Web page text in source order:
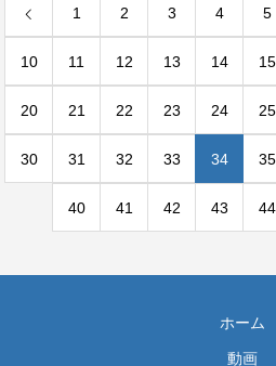
1 2 3 4 5
10 11 12 13 14 15
20 21 22 23 24 25
30 31 32 33 34 35
40 41 42 43 44
ホーム
動画